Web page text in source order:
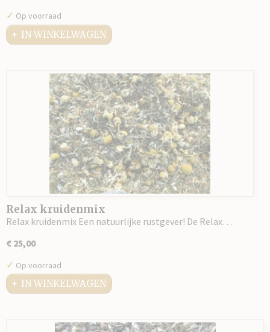
✓ Op voorraad
IN WINKELWAGEN
Relax kruidenmix
Relax kruidenmix Een natuurlijke rustgever! De Relax…
€ 25,00
✓ Op voorraad
IN WINKELWAGEN